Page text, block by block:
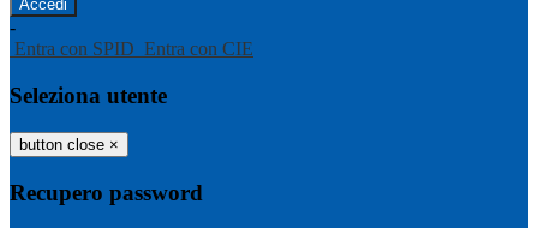
-
Entra con SPID Entra con CIE
Seleziona utente
button close ×
Recupero password